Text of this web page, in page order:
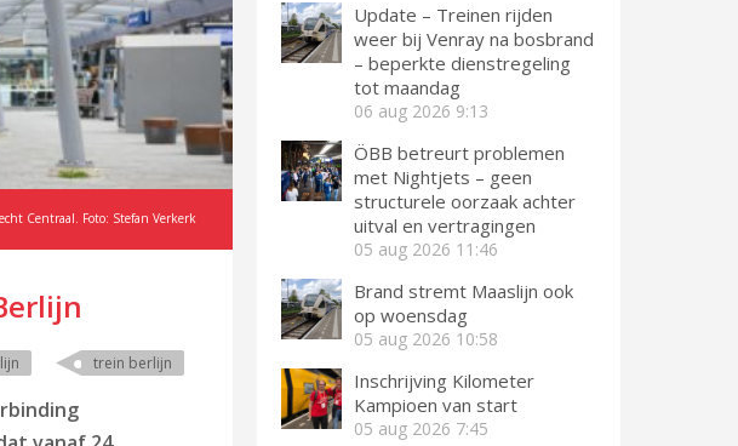
Centraal. Foto: Stefan Verkerk
trein berlijn
Update – Treinen rijden
weer bij Venray na bosbrand
– beperkte dienstregeling
tot maandag
06 aug 2026 9:13
ÖBB betreurt problemen
met Nightjets – geen
structurele oorzaak achter
uitval en vertragingen
05 aug 2026 11:46
Brand stremt Maaslijn ook
op woensdag
05 aug 2026 10:58
Inschrijving Kilometer
Kampioen van start
05 aug 2026 7:45